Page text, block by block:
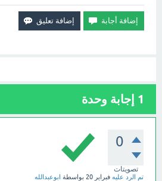
1 إجابة وحدة
0
تصويتات
تم الرد عليه فبراير 20 بواسطة ابوعبدالله